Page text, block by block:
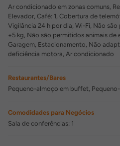
Ar condicionado em zonas comuns,
Elevador, Café: 1, Cobertura de
Vigilância 24 h por dia, Wi-Fi, Não
+5 kg, Não são permitidos animais
Garagem, Estacionamento, Não
deficiência motora, Ar condicionado
Restaurantes/Bares
Pequeno-almoço em buffet,
Comodidades para Negócios
Sala de conferências: 1